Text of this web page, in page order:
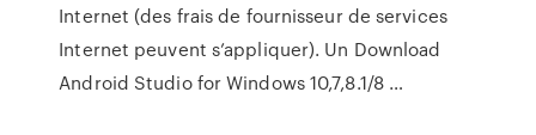
Internet (des frais de fournisseur de services
Internet peuvent s’appliquer). Un Download
Android Studio for Windows 10,7,8.1/8 …